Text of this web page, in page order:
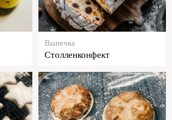
Выпечка
Столленконфект